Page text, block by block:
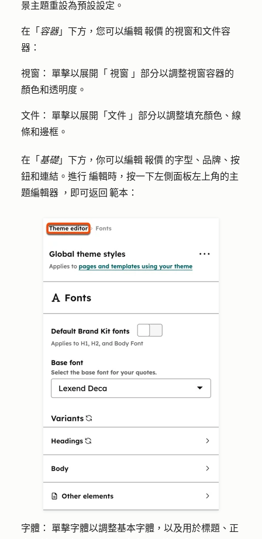
景主題重設為預設設定。
在「 容器」下方，您可以編輯 報價 的視窗和文件容
器：
視窗： 單擊以展開「 視窗 」部分以調整視窗容器的
顏色和透明度。
文件： 單擊以展開「 文件 」部分以調整填充顏色、線
條和邊框。
在「 基礎」下方，你可以編輯 報價 的字型、品牌、按
鈕和連結。進行 編輯時，按一下左側面板左上角的主
題編輯器 ，即可返回 範本：
字體： 單擊字體以調整基本字體，以及用於標題、正